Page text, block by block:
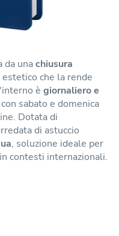
da unachiusura
che la rende
è giornaliero e
sabato e domenica
Dotata di
di astuccio
, soluzione ideale per
contesti internazionali.